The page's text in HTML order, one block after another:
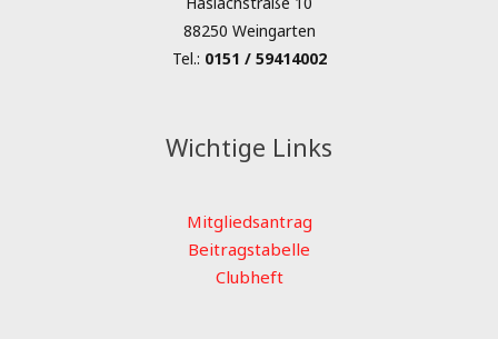
88250 Weingarten
Tel.: 0151 / 59414002
Wichtige Links
Mitgliedsantrag
Beitragstabelle
Clubheft